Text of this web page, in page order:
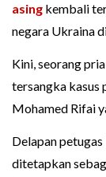
asing kembali
negara Ukraina
Kini, seorang
tersangka kasus
Mohamed Rifai
Delapan
ditetapkan